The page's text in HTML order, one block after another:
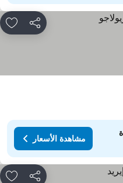
مشاركة
مشاهدة الأسعار
مشاركة